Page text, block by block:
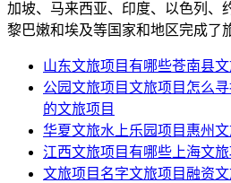
加坡、马来西亚、印度、以色列、
黎巴嫩和埃及等国家和地区完成了
山东文旅项目有哪些苍南县
公园文旅项目文旅项目怎么
的文旅项目
华夏文旅水上乐园项目惠州文
江西文旅项目有哪些上海文旅
文旅项目名字文旅项目融资